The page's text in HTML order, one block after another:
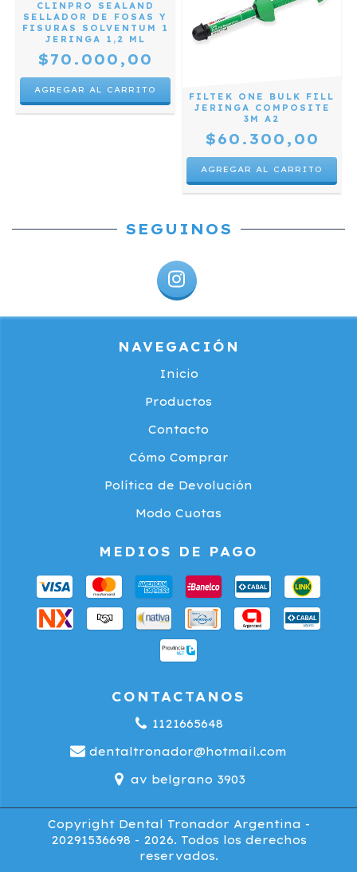
CLINPRO SEALAND
SELLADOR DE FOSAS Y
FISURAS SOLVENTUM 1
JERINGA 1,2 ML
$70.000,00
FILTEK ONE BULK FILL
JERINGA COMPOSITE
3M A2
$60.300,00
SEGUINOS
NAVEGACIÓN
Inicio
Productos
Contacto
Cómo Comprar
Política de Devolución
Modo Cuotas
MEDIOS DE PAGO
CONTACTANOS
1121665648
dentaltronador@hotmail.com
av belgrano 3903
Copyright Dental Tronador Argentina -
20291536698 - 2026. Todos los derechos
reservados.